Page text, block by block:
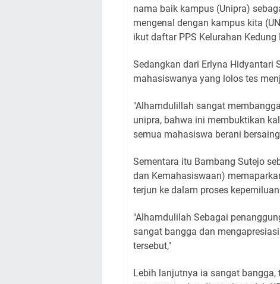
nama baik kampus (Unipra)
mengenal dengan kampus kita
ikut daftar PPS Kelurahan
Sedangkan dari Erlyna Hidyantari
mahasiswanya yang lolos tes
"Alhamdulillah sangat
unipra, bahwa ini membuktikan
semua mahasiswa berani
Sementara itu Bambang Sutejo
dan Kemahasiswaan)
terjun ke dalam proses
"Alhamdulilah Sebagai
sangat bangga dan
tersebut,"
Lebih lanjutnya ia sangat